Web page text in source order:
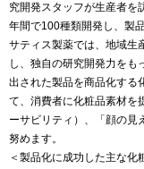
究開発スタッフが生産者を
年間で100種類開発し、製
サティス製薬では、地域生
し、独自の研究開発力をも
出された製品を商品化する
て、消費者に化粧品素材を
ーサビリティ）、「顔の見
努めます。
＜製品化に成功した主な化